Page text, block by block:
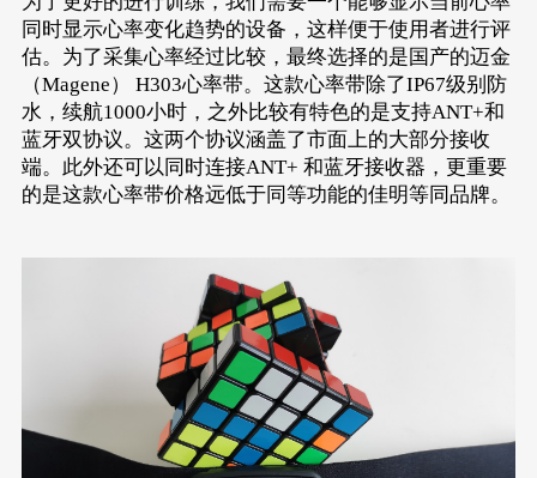
同时显示心率变化趋势的设备，这样便于使用者进行评
估。为了采集心率经过比较，最终选择的是国产的迈金
（Magene） H303心率带。这款心率带除了IP67级别防
水，续航1000小时，之外比较有特色的是支持ANT+和
蓝牙双协议。这两个协议涵盖了市面上的大部分接收
端。此外还可以同时连接ANT+ 和蓝牙接收器，更重要
的是这款心率带价格远低于同等功能的佳明等同品牌。